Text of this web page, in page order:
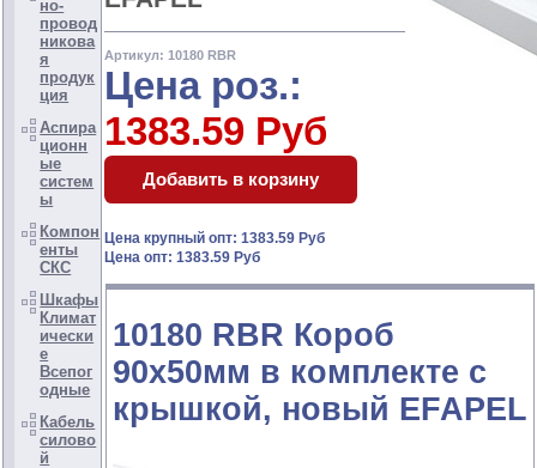
но-
провод
никова
я
продук
ция
Аспира
ционн
ые
систем
ы
Компон
енты
СКС
Шкафы
Климат
ически
е
Всепог
одные
Кабель
силово
й
Артикул: 10180 RBR
Цена роз.:
1383.59 Руб
Цена крупный опт: 1383.59 Руб
Цена опт: 1383.59 Руб
10180 RBR Короб
90х50мм в комплекте с
крышкой, новый EFAPEL